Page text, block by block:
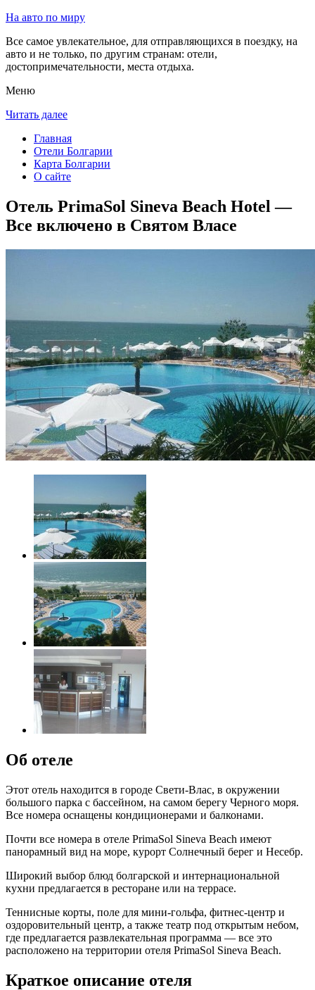
На авто по миру
Все самое увлекательное, для отправляющихся в поездку, на
авто и не только, по другим странам: отели,
достопримечательности, места отдыха.
Меню
Читать далее
Главная
Отели Болгарии
Карта Болгарии
О сайте
Отель PrimaSol Sineva Beach Hotel —
Все включено в Святом Власе
Об отеле
Этот отель находится в городе Свети-Влас, в окружении
большого парка с бассейном, на самом берегу Черного моря.
Все номера оснащены кондиционерами и балконами.
Почти все номера в отеле PrimaSol Sineva Beach имеют
панорамный вид на море, курорт Солнечный берег и Несебр.
Широкий выбор блюд болгарской и интернациональной
кухни предлагается в ресторане или на террасе.
Теннисные корты, поле для мини-гольфа, фитнес-центр и
оздоровительный центр, а также театр под открытым небом,
где предлагается развлекательная программа — все это
расположено на территории отеля PrimaSol Sineva Beach.
Краткое описание отеля